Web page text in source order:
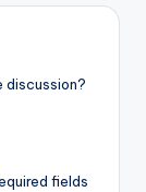
discussion?
fields